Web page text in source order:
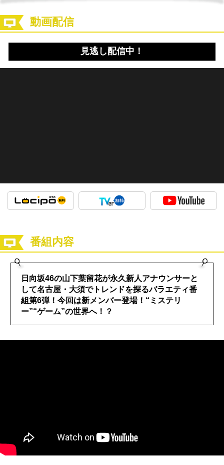
動画配信
見逃し配信中！
番組内容
日向坂46の山下葉留花が永久新人アナウンサーと
して名古屋・大須でトレンドを探るバラエティ番
組第6弾！今回は新メンバー登場！“ミステリ
ー”“ゲーム”の世界へ！？